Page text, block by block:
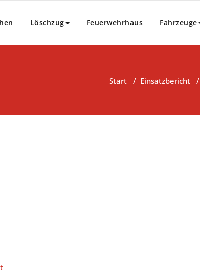
Löschzug Feuerwehrhaus Fahrzeuge
Start / Einsatzbericht /